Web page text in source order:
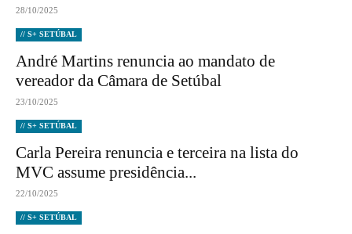
28/10/2025
// S+ SETÚBAL
André Martins renuncia ao mandato de
vereador da Câmara de Setúbal
23/10/2025
// S+ SETÚBAL
Carla Pereira renuncia e terceira na lista do
MVC assume presidência...
22/10/2025
// S+ SETÚBAL